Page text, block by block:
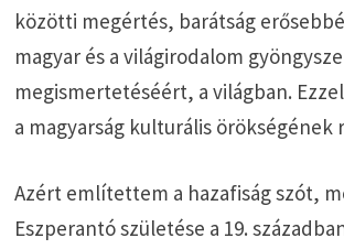
közötti megértés, barátság
magyar és a világirodalom
megismertetéséért, a világban.
a magyarság kulturális örökségének
Azért említettem a hazafiság szót,
Eszperantó születése a 19.